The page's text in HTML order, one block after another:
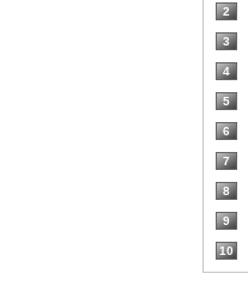
2
3
4
5
6
7
8
9
10